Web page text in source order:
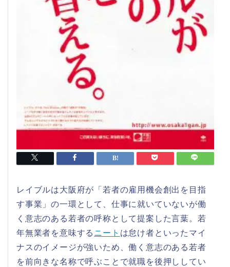
レイブルは大阪府が「若者の雇用機会創出を目指
す事業」の一環として、仕事に就いていないが働
く意志のある若者の呼称として提案した言葉。若
年無業者を意味する ニート は怠け者といったマイ
ナスのイメージが強いため、働く意志のある若者
を前向きな名称で呼ぶことで就職を後押ししてい